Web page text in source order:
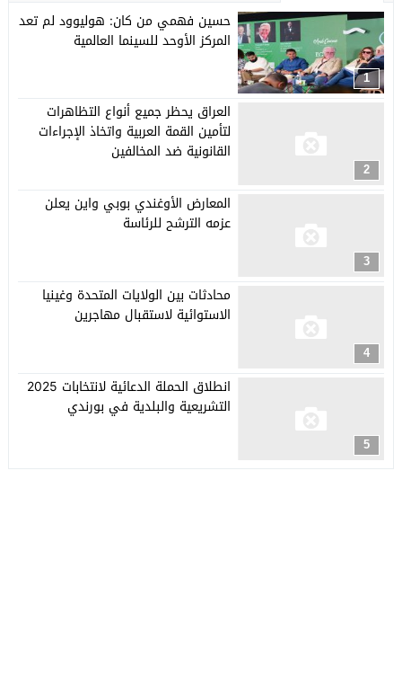
1
حسين فهمي من كان: هوليوود لم تعد
المركز الأوحد للسينما العالمية
2
العراق يحظر جميع أنواع التظاهرات
لتأمين القمة العربية واتخاذ الإجراءات
القانونية ضد المخالفين
3
المعارض الأوغندي بوبي واين يعلن
عزمه الترشح للرئاسة
4
محادثات بين الولايات المتحدة وغينيا
الاستوائية لاستقبال مهاجرين
5
انطلاق الحملة الدعائية لانتخابات 2025
التشريعية والبلدية في بورندي